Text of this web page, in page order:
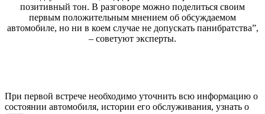
позитивный тон. В разговоре можно поделиться своим
первым положительным мнением об обсуждаемом
автомобиле, но ни в коем случае не допускать панибратства”,
– советуют эксперты.
При первой встрече необходимо уточнить всю информацию о
состоянии автомобиля, истории его обслуживания, узнать о